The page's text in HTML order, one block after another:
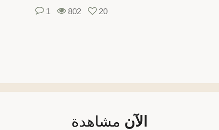
1 802 20
الآن مشاهدة